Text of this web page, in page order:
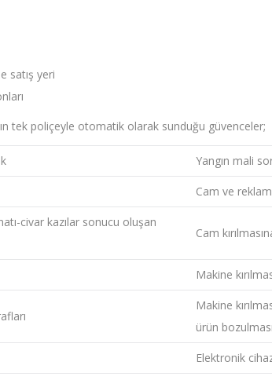
satış yeri
tek poliçeyle otomatik olarak sunduğu güvenceler;
Yangın mali
Cam ve reklam
civar kazılar sonucu oluşan
Cam
Makine
Makine
ürün bozulması
Elektronik